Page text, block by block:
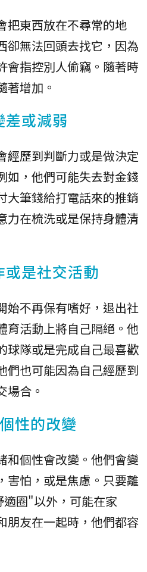
把東西放在不尋常的地
卻無法回頭去找它，因為
會指控別人偷竊。隨著時
著增加。
或減弱
經歷到判斷力或是做決定
如，他們可能失去對金錢
大筆錢給打電話來的推銷
力在梳洗或是保持身體清
是社交活動
始不再保有嗜好，退出社
育活動上將自己隔絕。他
球隊或是完成自己最喜歡
們也可能因為自己經歷到
場合。
性的改變
和個性會改變。他們會變
害怕，或是焦慮。只要離
圈"以外，可能在家
朋友在一起時，他們都容